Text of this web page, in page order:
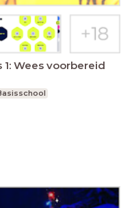
1: Wees voorbereid